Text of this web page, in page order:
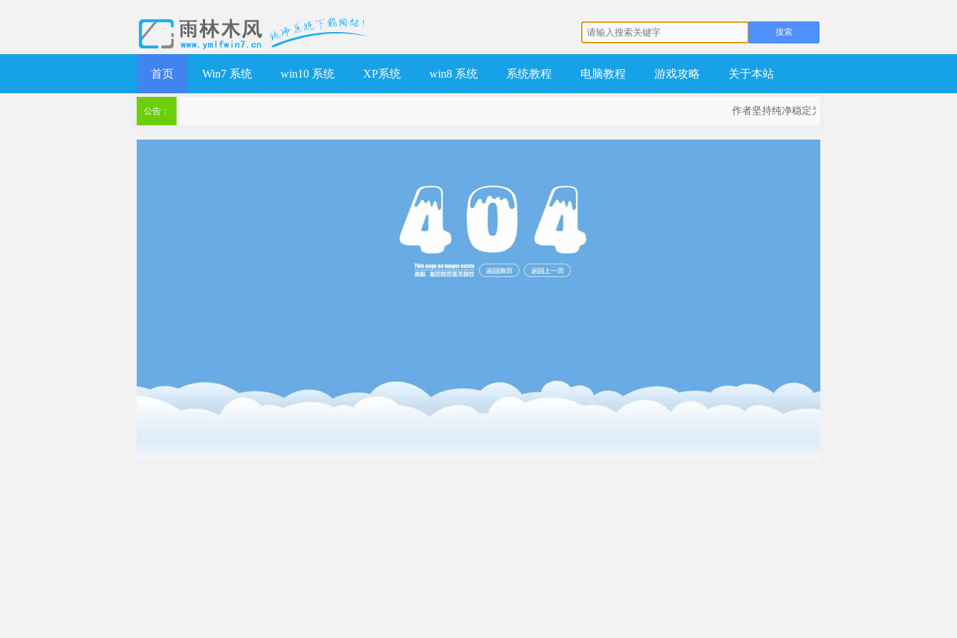
首页 Win7 系统 win10 系统 XP系统 win8 系统 系统教程 电脑教程 游戏攻略 关于本站
公告： 作者坚持纯净稳定为基础，不流氓，不锁主页，坚